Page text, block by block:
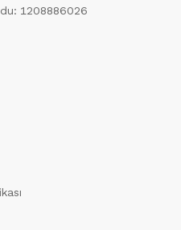
1208886026